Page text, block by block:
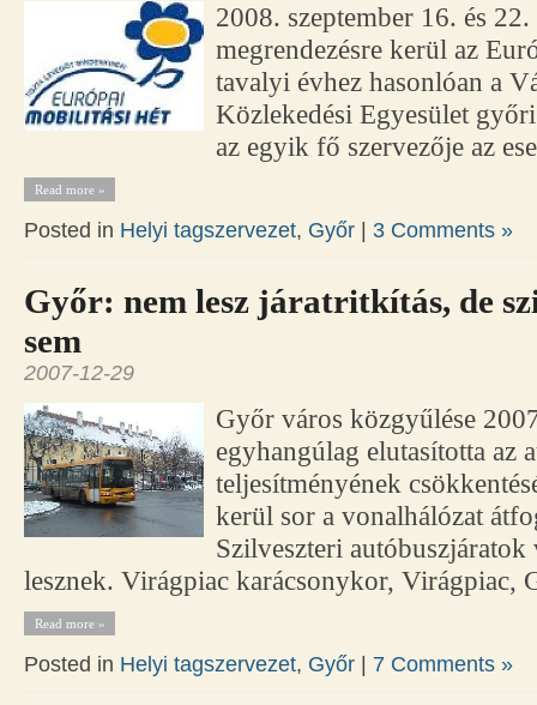
2008. szeptember 16. és
megrendezésre kerül az
tavalyi évhez hasonlóan a
Közlekedési Egyesület
az egyik fő szervezője az
Read more »
Posted in Helyi tagszervezet, Győr | 3 Comments »
Győr: nem lesz járatritkítás, de
sem
2007-12-29
Győr város közgyűlése
egyhangúlag elutasította az
teljesítményének
kerül sor a vonalhálózat
Szilveszteri autóbuszjáratok
lesznek. Virágpiac karácsonykor, Virágpiac,
Read more »
Posted in Helyi tagszervezet, Győr | 7 Comments »